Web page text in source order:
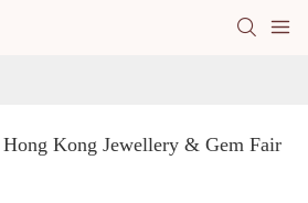
Kong Jewellery & Gem Fair